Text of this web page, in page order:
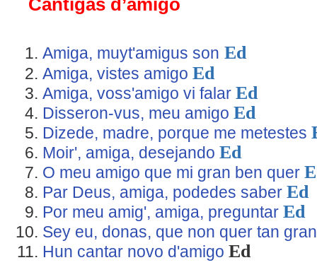
Cantigas d’amigo
Amiga, muyt'amigus son Ed
Amiga, vistes amigo Ed
Amiga, voss'amigo vi falar Ed
Disseron-vus, meu amigo Ed
Dizede, madre, porque me metestes
Moir', amiga, desejando Ed
O meu amigo que mi gran ben quer
Par Deus, amiga, podedes saber Ed
Por meu amig', amiga, preguntar Ed
Sey eu, donas, que non quer tan
Hun cantar novo d'amigo Ed